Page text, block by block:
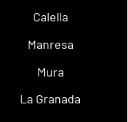
Calella
Manresa
Mura
La Granada